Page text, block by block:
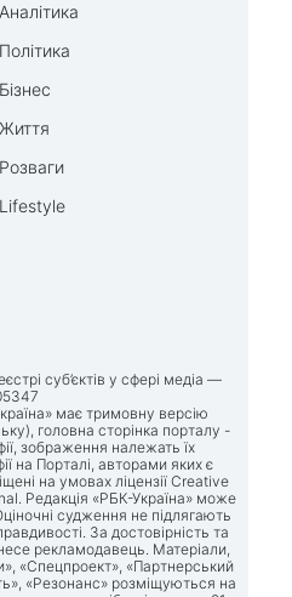
Аналітика
Політика
Бізнес
Життя
Розваги
Lifestyle
суб’єктів у сфері медіа —
має тримовну версію
головна сторінка порталу -
зображення належать їх
на Порталі, авторами яких є
на умовах ліцензії Creative
Редакція «РБК-Україна» може
судження не підлягають
За достовірність та
рекламодавець. Матеріали,
«Спецпроект», «Партнерський
«Резонанс» розміщуються на